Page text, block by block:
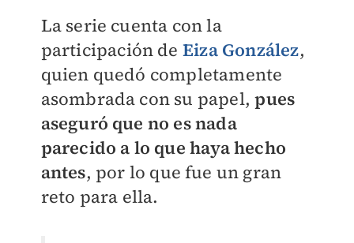
La serie cuenta con la
participación de Eiza González,
quien quedó completamente
asombrada con su papel,pues
aseguró que no es nada
parecido a lo que haya hecho
antes, por lo que fue un gran
reto para ella.